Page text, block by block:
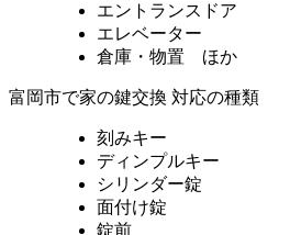
エントランスドア
エレベーター
倉庫・物置 ほか
富岡市で家の鍵交換 対応の種類
刻みキー
ディンプルキー
シリンダー錠
面付け錠
錠前